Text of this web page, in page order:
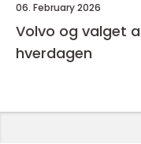
06. February 2026
Volvo og valget
hverdagen